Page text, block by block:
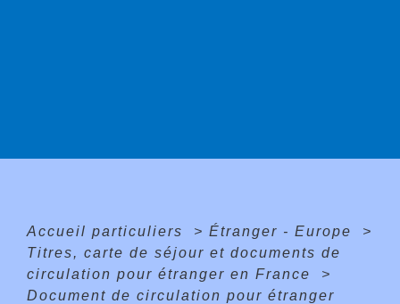
Accueil particuliers > Étranger - Europe
>
Titres, carte de séjour et documents de
circulation pour étranger en France
>
Document de circulation pour étranger